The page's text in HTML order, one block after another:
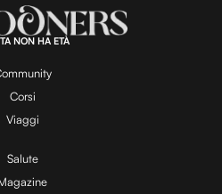
NON HA ETÀ
Corsi
Viaggi
Salute